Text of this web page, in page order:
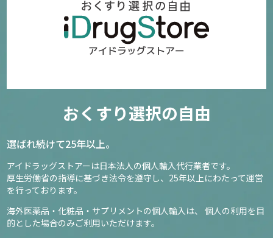
おくすり選択の自由
選ばれ続けて25年以上。
アイドラッグストアーは日本法人の個人輸入代行業者です。
厚生労働省の指導に基づき法令を遵守し、 25年以上にわたって運営
を行っております。
海外医薬品・化粧品・サプリメントの個人輸入は、
個人の利用を目
的とした場合のみご利用いただけます。